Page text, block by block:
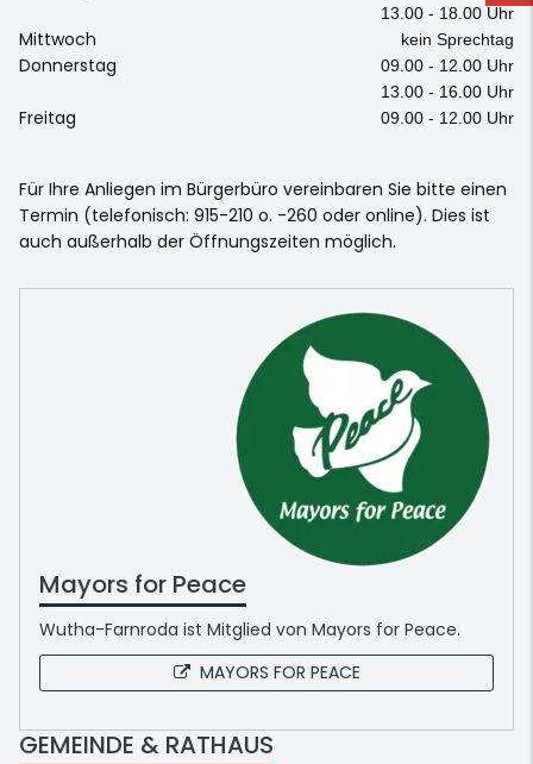
13.00 - 18.00 Uhr
Mittwoch kein Sprechtag
Donnerstag
09.00 - 12.00 Uhr
13.00 - 16.00 Uhr
Freitag 09.00 - 12.00 Uhr
Für Ihre Anliegen im Bürgerbüro vereinbaren Sie bitte einen
Termin (telefonisch: 915-210 o. -260 oder online). Dies ist
auch außerhalb der Öffnungszeiten möglich.
Mayors for Peace
Wutha-Farnroda ist Mitglied von Mayors for Peace.
MAYORS FOR PEACE
GEMEINDE & RATHAUS